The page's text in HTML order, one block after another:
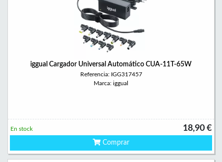
iggual Cargador Universal Automático CUA-11T-65W
Referencia: IGG317457
Marca: iggual
18,90 €
En stock
Comprar